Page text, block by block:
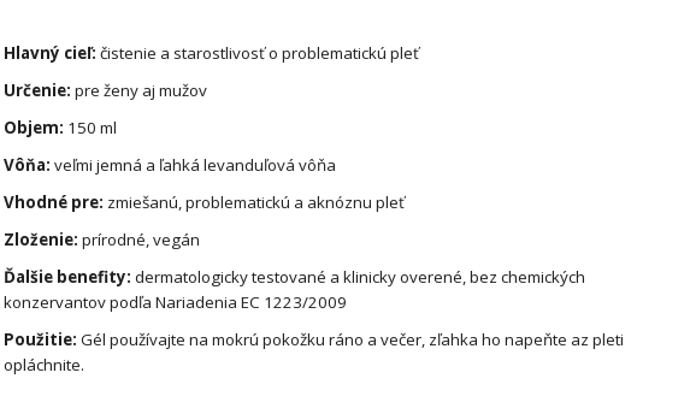
Hlavný cieľ: čistenie a starostlivosť o problematickú pleť
Určenie: pre ženy aj mužov
Objem: 150 ml
Vôňa: veľmi jemná a ľahká levanduľová vôňa
Vhodné pre: zmiešanú, problematickú a aknóznu pleť
Zloženie: prírodné, vegán
Ďalšie benefity: dermatologicky testované a klinicky overené, bez chemických
konzervantov podľa Nariadenia EC 1223/2009
Použitie: Gél používajte na mokrú pokožku ráno a večer, zľahka ho napeňte az pleti
opláchnite.